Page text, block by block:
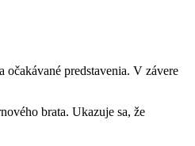
predstavenia. V závere
brata. Ukazuje sa, že